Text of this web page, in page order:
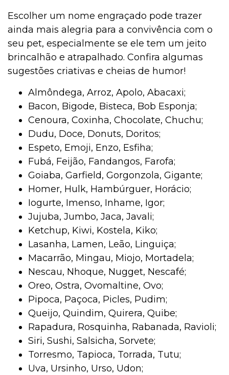
Escolher um nome engraçado pode trazer
ainda mais alegria para a convivência com o
seu pet, especialmente se ele tem um jeito
brincalhão e atrapalhado. Confira algumas
sugestões criativas e cheias de humor!
Almôndega, Arroz, Apolo, Abacaxi;
Bacon, Bigode, Bisteca, Bob Esponja;
Cenoura, Coxinha, Chocolate, Chuchu;
Dudu, Doce, Donuts, Doritos;
Espeto, Emoji, Enzo, Esfiha;
Fubá, Feijão, Fandangos, Farofa;
Goiaba, Garfield, Gorgonzola, Gigante;
Homer, Hulk, Hambúrguer, Horácio;
Iogurte, Imenso, Inhame, Igor;
Jujuba, Jumbo, Jaca, Javali;
Ketchup, Kiwi, Kostela, Kiko;
Lasanha, Lamen, Leão, Linguiça;
Macarrão, Mingau, Miojo, Mortadela;
Nescau, Nhoque, Nugget, Nescafé;
Oreo, Ostra, Ovomaltine, Ovo;
Pipoca, Paçoca, Picles, Pudim;
Queijo, Quindim, Quirera, Quibe;
Rapadura, Rosquinha, Rabanada, Ravioli;
Siri, Sushi, Salsicha, Sorvete;
Torresmo, Tapioca, Torrada, Tutu;
Uva, Ursinho, Urso, Udon;